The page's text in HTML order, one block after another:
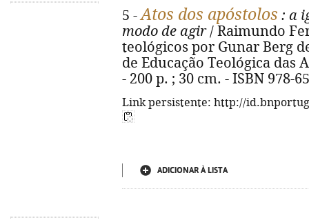
5 -Atos dos apóstolos : a
modo de agir/ Raimundo
teológicos por Gunar Berg
de Educação Teológica das
- 200 p. ; 30 cm. - ISBN 978-
Link persistente: http://
ADICIONAR À LISTA